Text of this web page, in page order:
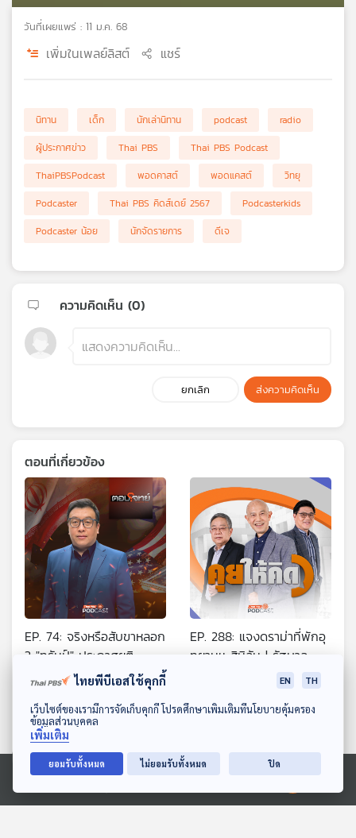
เกี่ยว
เครือ
แผนที่
วิทยุ
เครือ
ข่าย
ดาวน์โหลด Thai PBS Podcast Application
Ⓒ 2020 องค์การกระจายเสียงและแพร่ภาพสาธารณะแห่งประเทศไทย
วันที่เผยแพร่ : 11 ม.ค. 68
เพิ่มในเพลย์ลิสต์ แชร์
นิทาน เด็ก นักเล่านิทาน podcast
radio
ผู้ประกาศข่าว
Thai PBS
Thai PBS Podcast
ThaiPBSPodcast
พอดคาสต์ พอดแคสต์
วิทยุ
Podcaster
Thai PBS คิดส์เดย์ 2567
Podcasterkids
Podcaster น้อย
นักจัดรายการ ดีเจ
ความคิดเห็น (0)
ยกเลิก ส่งความคิดเห็น
ตอนที่เกี่ยวข้อง
EP. 74: จริงหรือสับขาหลอก
? "ทรัมป์" ประกาศยุติ
สงครามอิหร่าน
ตอบโจทย์
EP. 288: แจงดราม่าที่พักอุ
ทยานฯ สิมิลัน | รัฐบาล
อนุทินปัญหารุมเร้า |
ประเด็นที่จะขัดแย้ง ภท.-
พท.
ไทยพีบีเอสใช้คุกกี้ EN TH
เว็บไซต์ของเรามีการจัดเก็บคุกกี้ โปรดศึกษาเพิ่มเติมที่นโยบายคุ้มครอง
ข้อมูลส่วนบุคคล
เพิ่มเติม
ยอมรับทั้งหมด ไม่ยอมรับทั้งหมด ปิด